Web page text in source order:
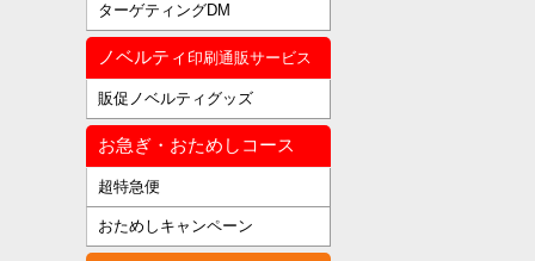
ターゲティングDM
ノベルティ 印刷通販サービス
販促ノベルティグッズ
お急ぎ・おためしコース
超特急便
おためしキャンペーン